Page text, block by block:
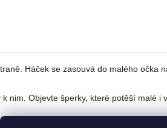
Háček se zasouvá do malého očka
nim. Objevte šperky, které potěší malé i